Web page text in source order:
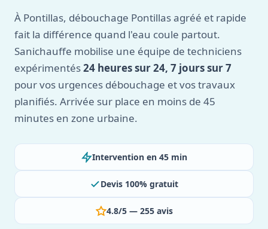
À Pontillas, débouchage Pontillas agréé et rapide
fait la différence quand l'eau coule partout.
Sanichauffe mobilise une équipe de techniciens
expérimentés24 heures sur 24, 7 jours sur 7
pour vos urgences débouchage et vos travaux
planifiés. Arrivée sur place en moins de 45
minutes en zone urbaine.
Intervention en 45 min
Devis 100% gratuit
4.8/5 — 255 avis